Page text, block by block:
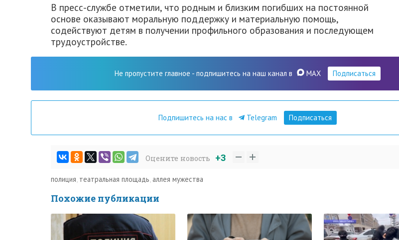
В пресс-службе отметили, что родным и близким погибших на постоянной
основе оказывают моральную поддержку и материальную помощь,
содействуют детям в получении профильного образования и последующем
трудоустройстве.
Не пропустите главное - подпишитесь на наш канал в MAX Подписаться
Подпишитесь на нас в Telegram Подписаться
Оцените новость +3
полиция, театральная площадь, аллея мужества
Похожие публикации